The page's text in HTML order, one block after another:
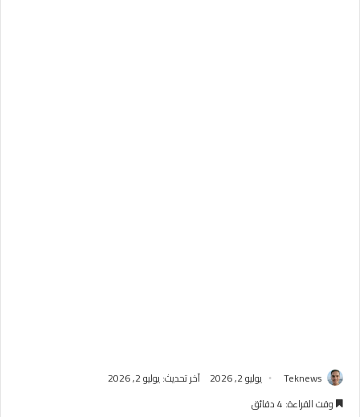
Teknews يوليو 2, 2026
آخر تحديث: يوليو 2, 2026
وقت القراءة: 4 دقائق